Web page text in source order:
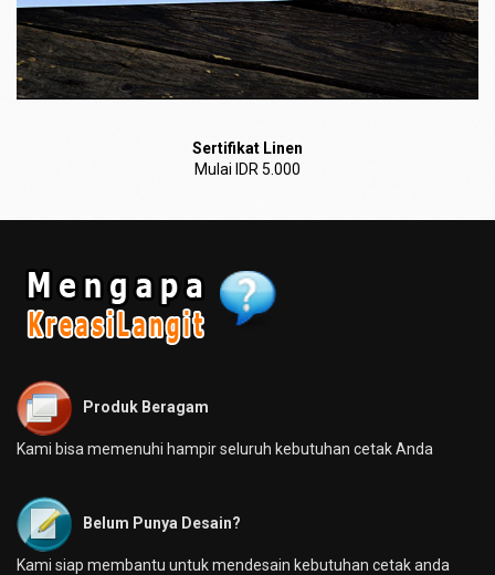
Sertifikat Linen
Mulai IDR 5.000
Produk Beragam
Kami bisa memenuhi hampir seluruh kebutuhan cetak Anda
Belum Punya Desain?
Kami siap membantu untuk mendesain kebutuhan cetak anda